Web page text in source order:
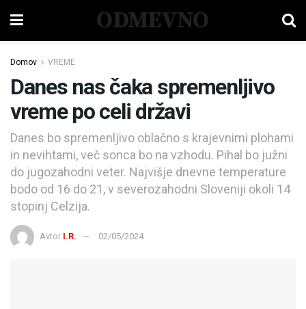
ODMEVNO
Domov VREME
Danes nas čaka spremenljivo
vreme po celi državi
Danes bo spremenljivo oblačno s krajevnimi plohami
in nevihtami, več sonca bo na vzhodu. Pihal bo južni
do jugozahodni veter. Najvišje dnevne temperature
bodo od 16 do 21, v severozahodni Sloveniji okoli 14
stopinj Celzija.
Avtor I.R. 02/05/2024